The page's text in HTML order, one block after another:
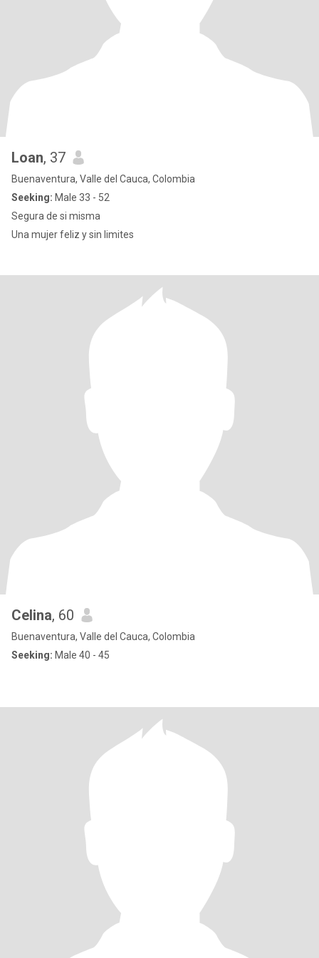
Loan, 37
Buenaventura, Valle del Cauca, Colombia
Seeking: Male 33 - 52
Segura de si misma
Una mujer feliz y sin limites
Celina, 60
Buenaventura, Valle del Cauca, Colombia
Seeking: Male 40 - 45